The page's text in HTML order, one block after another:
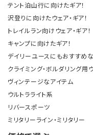
テント泊山行に向けたギア！
沢登りに向けたウェア・ギア！
トレイルラン向けウェア・ギア！
キャンプに向けたギア！
デイリーユースにもおすすめ
クライミング・ボルダリング用
ヴィンテージなアイテム
ウルトラライト系
リバースポーツ
ミリタリーライン・ミリタリー